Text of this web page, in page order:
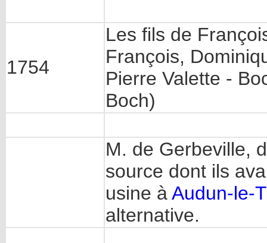
1754
Les fils de
François,
Pierre Valette -
Boch)
M. de Gerbeville,
source dont ils
usine àAudun-le-
alternative.